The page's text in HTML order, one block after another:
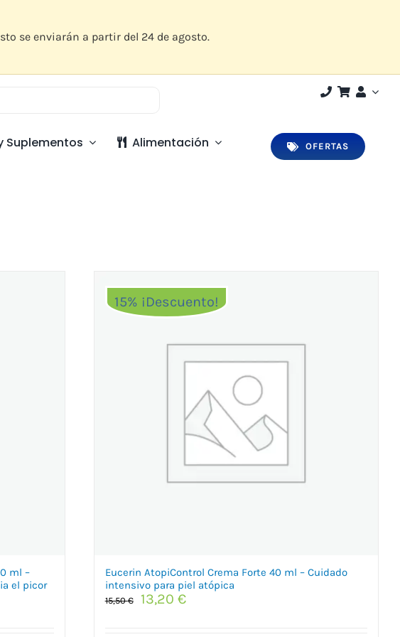
se enviarán a partir del 24 de agosto.
Suplementos
Alimentación
OFERTAS
ml –
el picor
15% ¡Descuento!
Eucerin AtopiControl Crema Forte 40 ml – Cuidado
intensivo para piel atópica
15,50€
El
13,20 €El